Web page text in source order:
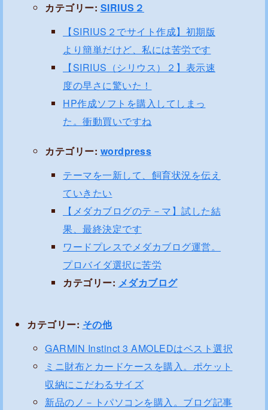
カテゴリー: SIRIUS２
【SIRIUS２でサイト作成】初期版
より簡単だけど、私には苦労です
【SIRIUS（シリウス）２】表示速
度の早さに驚いた！
HP作成ソフトを購入してしまっ
た。衝動買いですね
カテゴリー: wordpress
テーマを一新して、飼育状況を伝え
ていきたい
【メダカブログのテ－マ】試した結
果、最終決定です
ワードプレスでメダカブログ運営。
プロバイダ選択に苦労
カテゴリー: メダカブログ
カテゴリー: その他
GARMIN Instinct 3 AMOLEDはベスト選択
ミニ財布とカードケースを購入。ポケット
収納にこだわるサイズ
新品のノ－トパソコンを購入。ブログ記事